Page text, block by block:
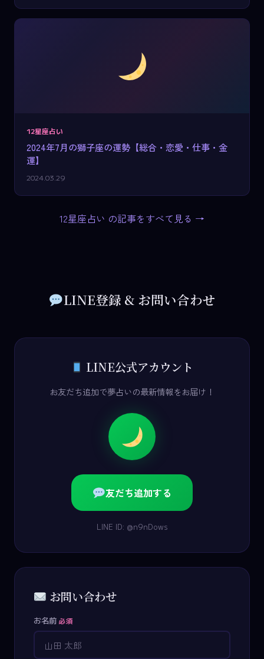
12星座占い
2024年7月の獅子座の運勢【総合・恋愛・仕事・金
運】
2024.03.29
12星座占い の記事をすべて見る →
LINE登録 & お問い合わせ
LINE公式アカウント
お友だち追加で夢占いの最新情報をお届け！
友だち追加する
LINE ID: @n9nDows
お問い合わせ
お名前 必須